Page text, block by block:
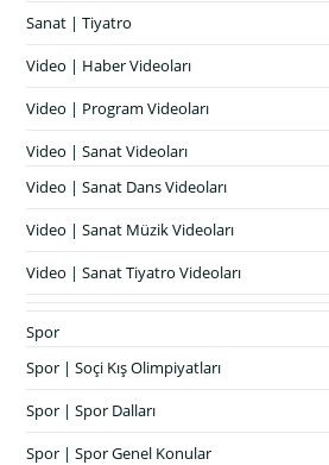
Sanat | Tiyatro
Video | Haber Videoları
Video | Program Videoları
Video | Sanat Videoları
Video | Sanat Dans Videoları
Video | Sanat Müzik Videoları
Video | Sanat Tiyatro Videoları
Spor
Spor | Soçi Kış Olimpiyatları
Spor | Spor Dalları
Spor | Spor Genel Konular